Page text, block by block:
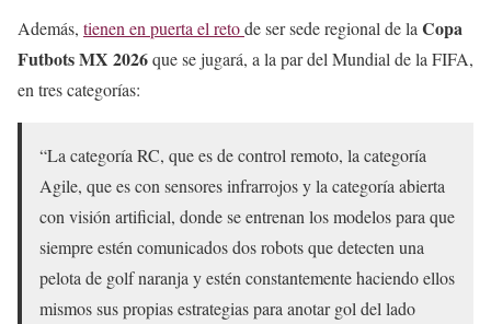
Además, tienen en puerta el retode ser sede regional de la Copa
Futbots MX 2026que se jugará, a la par del Mundial de la FIFA,
en tres categorías:
“La categoría RC, que es de control remoto, la categoría
Agile, que es con sensores infrarrojos y la categoría abierta
con visión artificial, donde se entrenan los modelos para que
siempre estén comunicados dos robots que detecten una
pelota de golf naranja y estén constantemente haciendo ellos
mismos sus propias estrategias para anotar gol del lado